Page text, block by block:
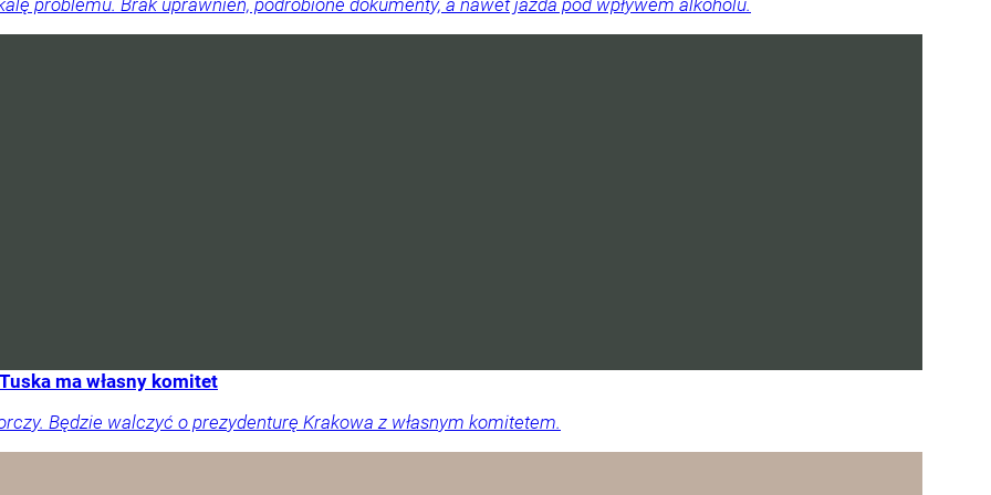
problemu. Brak uprawnień, podrobione dokumenty, a nawet jazda pod wpływem alkoholu.
ma własny komitet
Będzie walczyć o prezydenturę Krakowa z własnym komitetem.